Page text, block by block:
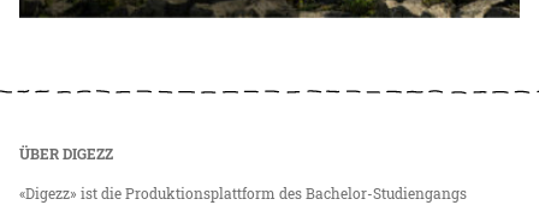
ÜBER DIGEZZ
«Digezz» ist die Produktionsplattform des Bachelor-Studiengangs